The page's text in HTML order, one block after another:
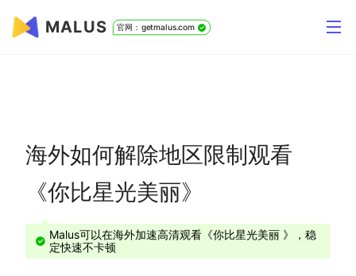
MALUS 官网：getmalus.com
海外如何解除地区限制观看
《你比星光美丽》
Malus可以在海外加速高清观看《你比星光美丽 》，稳
定快速不卡顿